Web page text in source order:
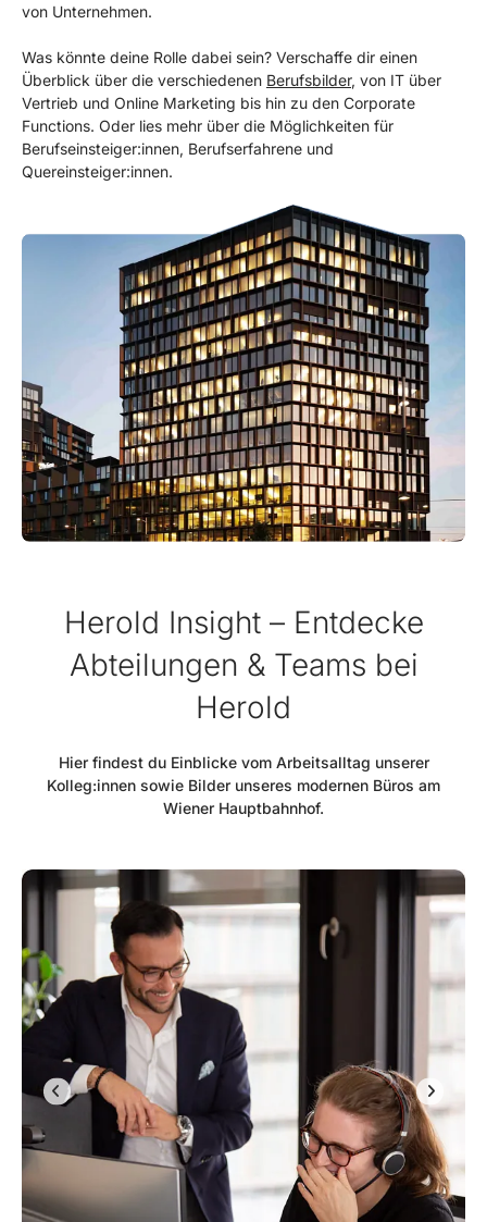
von Unternehmen.
Was könnte deine Rolle dabei sein? Verschaffe dir einen
Überblick über die verschiedenen Berufsbilder, von IT über
Vertrieb und Online Marketing bis hin zu den Corporate
Functions. Oder lies mehr über die Möglichkeiten für
Berufseinsteiger:innen, Berufserfahrene und
Quereinsteiger:innen.
Herold Insight – Entdecke
Abteilungen & Teams bei
Herold
Hier findest du Einblicke vom Arbeitsalltag unserer
Kolleg:innen sowie Bilder unseres modernen Büros am
Wiener Hauptbahnhof.